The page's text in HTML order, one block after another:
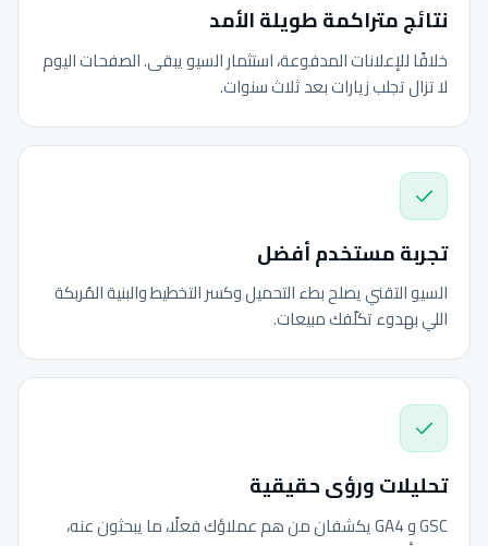
نتائج متراكمة طويلة الأمد
خلافًا للإعلانات المدفوعة، استثمار السيو يبقى. الصفحات اليوم
لا تزال تجلب زيارات بعد ثلاث سنوات.
تجربة مستخدم أفضل
السيو التقني يصلح بطء التحميل وكسر التخطيط والبنية المُربكة
اللي بهدوء تكلّفك مبيعات.
تحليلات ورؤى حقيقية
GSC و GA4 يكشفان من هم عملاؤك فعلًا، ما يبحثون عنه،